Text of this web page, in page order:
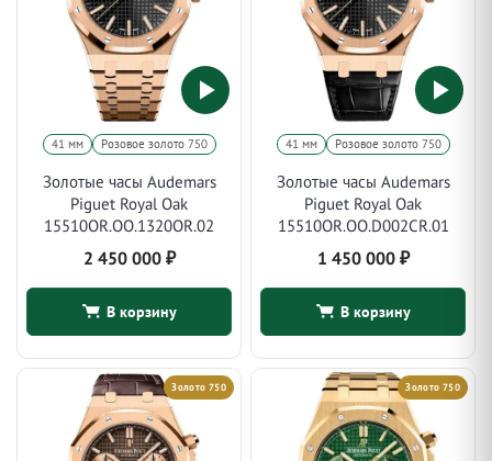
41 мм Розовое золото 750
Золотые часы Audemars
Piguet Royal Oak
15510OR.OO.1320OR.02
2 450 000 ₽
В корзину
41 мм Розовое золото 750
Золотые часы Audemars
Piguet Royal Oak
15510OR.OO.D002CR.01
1 450 000 ₽
В корзину
Золото 750 Золото 750